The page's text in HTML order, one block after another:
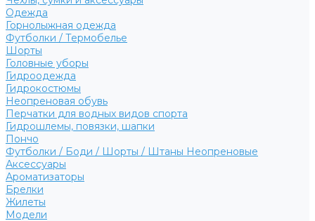
Одежда
Горнолыжная одежда
Футболки / Термобелье
Шорты
Головные уборы
Гидроодежда
Гидрокостюмы
Неопреновая обувь
Перчатки для водных видов спорта
Гидрошлемы, повязки, шапки
Пончо
Футболки / Боди / Шорты / Штаны Неопреновые
Аксессуары
Ароматизаторы
Брелки
Жилеты
Модели